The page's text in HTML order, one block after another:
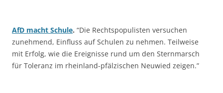
AfD macht Schule. “Die Rechtspopulisten versuchen
zunehmend, Einfluss auf Schulen zu nehmen. Teilweise
mit Erfolg, wie die Ereignisse rund um den Sternmarsch
für Toleranz im rheinland-pfälzischen Neuwied zeigen.”